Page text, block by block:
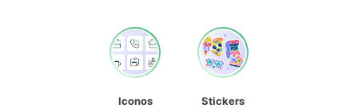
Iconos
Stickers